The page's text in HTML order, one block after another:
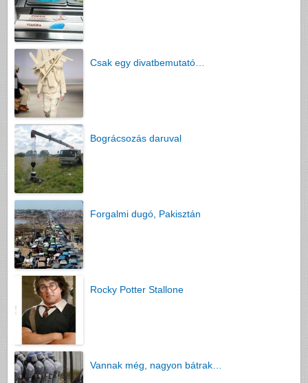
Csak egy divatbemutató…
Bográcsozás daruval
Forgalmi dugó, Pakisztán
Rocky Potter Stallone
Vannak még, nagyon bátrak…